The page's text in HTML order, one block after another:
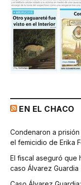
EN EL CHACO
Condenaron a
el femicidio de Erika
El fiscal aseguró que
caso Álvarez Guardia